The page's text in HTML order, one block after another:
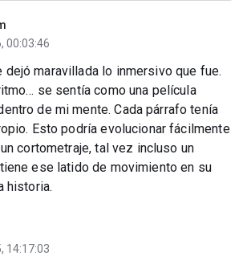
00:03:46
dejó maravillada lo inmersivo que fue.
se sentía como una película
de mi mente. Cada párrafo tenía
Esto podría evolucionar fácilmente
cortometraje, tal vez incluso un
ese latido de movimiento en su
historia.
14:17:03